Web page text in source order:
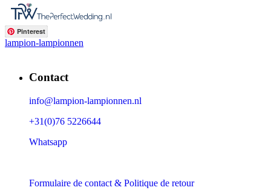
Pinterest
lampion-lampionnen
Contact
info@lampion-lampionnen.nl
+31(0)76 5226644
Whatsapp
Formulaire de contact & Politique de retour